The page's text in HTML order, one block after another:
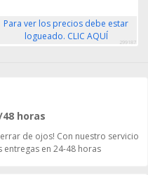
Para ver los precios debe estar
logueado. CLIC AQUÍ
299187
horas
de ojos! Con nuestro servicio
en 24-48 horas